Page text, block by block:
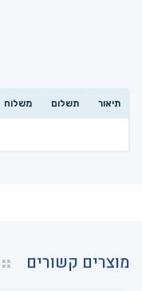
תיאור תשלום משלוח
מוצרים קשורים